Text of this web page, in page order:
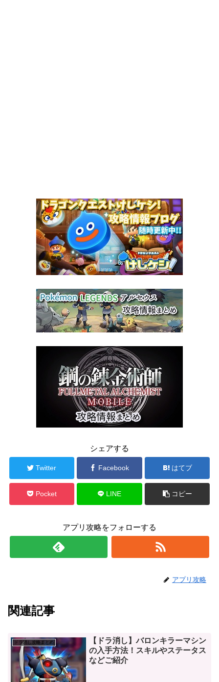
シェアする
Twitter Facebook はてブ
Pocket LINE コピー
アプリ攻略をフォローする
アプリ攻略
関連記事
ドラ消し攻略まとめ
【ドラ消し】バロンキラーマシン
の入手方法！スキルやステータス
などご紹介